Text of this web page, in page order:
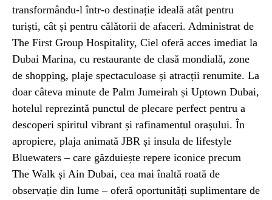
transformându-l într-o destinație ideală atât pentru
turiști, cât și pentru călătorii de afaceri. Administrat de
The First Group Hospitality, Ciel oferă acces imediat la
Dubai Marina, cu restaurante de clasă mondială, zone
de shopping, plaje spectaculoase și atracții renumite. La
doar câteva minute de Palm Jumeirah și Uptown Dubai,
hotelul reprezintă punctul de plecare perfect pentru a
descoperi spiritul vibrant și rafinamentul orașului. În
apropiere, plaja animată JBR și insula de lifestyle
Bluewaters – care găzduiește repere iconice precum
The Walk și Ain Dubai, cea mai înaltă roată de
observație din lume – oferă oportunități suplimentare de